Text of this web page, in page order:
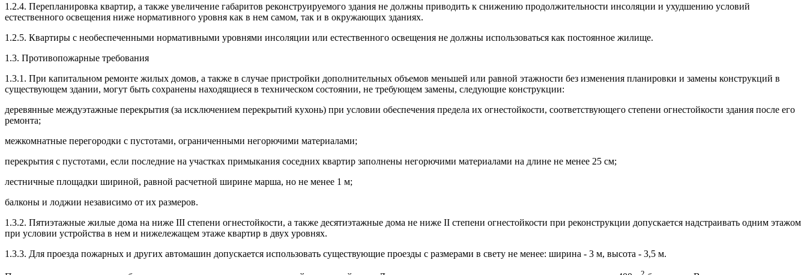
1.2.4. Перепланировка квартир, а также увеличение габаритов реконструируемого здания не должны приводить к снижению продолжительности инсоляции и ухудшению условий
естественного освещения ниже нормативного уровня как в нем самом, так и в окружающих зданиях.
1.2.5. Квартиры с необеспеченными нормативными уровнями инсоляции или естественного освещения не должны использоваться как постоянное жилище.
1.3. Противопожарные требования
1.3.1. При капитальном ремонте жилых домов, а также в случае пристройки дополнительных объемов меньшей или равной этажности без изменения планировки и замены конструкций в
существующем здании, могут быть сохранены находящиеся в техническом состоянии, не требующем замены, следующие конструкции:
деревянные междуэтажные перекрытия (за исключением перекрытий кухонь) при условии обеспечения предела их огнестойкости, соответствующего степени огнестойкости здания после его
ремонта;
межкомнатные перегородки с пустотами, ограниченными негорючими материалами;
перекрытия с пустотами, если последние на участках примыкания соседних квартир заполнены негорючими материалами на длине не менее 25 см;
лестничные площадки шириной, равной расчетной ширине марша, но не менее 1 м;
балконы и лоджии независимо от их размеров.
1.3.2. Пятиэтажные жилые дома на ниже III степени огнестойкости, а также десятиэтажные дома не ниже II степени огнестойкости при реконструкции допускается надстраивать одним этажом
при условии устройства в нем и нижележащем этаже квартир в двух уровнях.
1.3.3. Для проезда пожарных и других автомашин допускается использовать существующие проезды с размерами в свету не менее: ширина - 3 м, высота - 3,5 м.